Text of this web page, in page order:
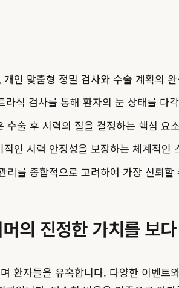
인 맞춤형 정밀 검사와 수술 계획의
식 검사를 통해 환자의 눈 상태를 다
술 후 시력의 질을 결정하는 핵심 요
인 시력 안정성을 보장하는 체계적인
를 종합적으로 고려하여 가장 신뢰
의 진정한 가치를 보다
환자들을 유혹합니다. 다양한 이벤